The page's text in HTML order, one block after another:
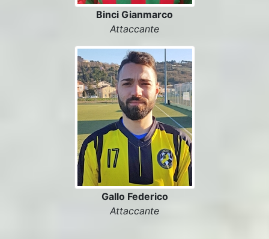
Binci Gianmarco
Attaccante
Gallo Federico
Attaccante